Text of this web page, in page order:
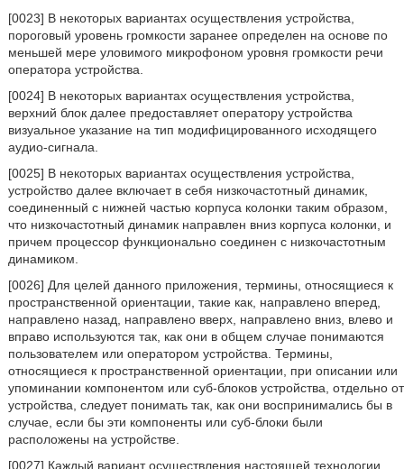
[0023] В некоторых вариантах осуществления устройства,
пороговый уровень громкости заранее определен на основе по
меньшей мере уловимого микрофоном уровня громкости речи
оператора устройства.
[0024] В некоторых вариантах осуществления устройства,
верхний блок далее предоставляет оператору устройства
визуальное указание на тип модифицированного исходящего
аудио-сигнала.
[0025] В некоторых вариантах осуществления устройства,
устройство далее включает в себя низкочастотный динамик,
соединенный с нижней частью корпуса колонки таким образом,
что низкочастотный динамик направлен вниз корпуса колонки, и
причем процессор функционально соединен с низкочастотным
динамиком.
[0026] Для целей данного приложения, термины, относящиеся к
пространственной ориентации, такие как, направлено вперед,
направлено назад, направлено вверх, направлено вниз, влево и
вправо используются так, как они в общем случае понимаются
пользователем или оператором устройства. Термины,
относящиеся к пространственной ориентации, при описании или
упоминании компонентом или суб-блоков устройства, отдельно от
устройства, следует понимать так, как они воспринимались бы в
случае, если бы эти компоненты или суб-блоки были
расположены на устройстве.
[0027] Каждый вариант осуществления настоящей технологии